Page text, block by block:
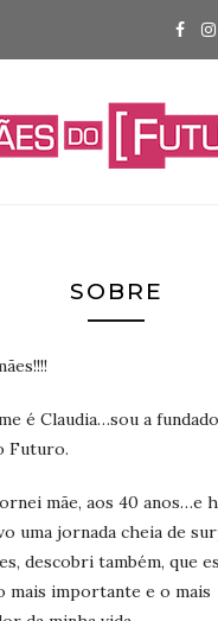
SOBRE
é Claudia…sou a
Futuro.
mãe, aos 40 anos…e
uma jornada cheia de
descobri também, que
mais importante e o mais